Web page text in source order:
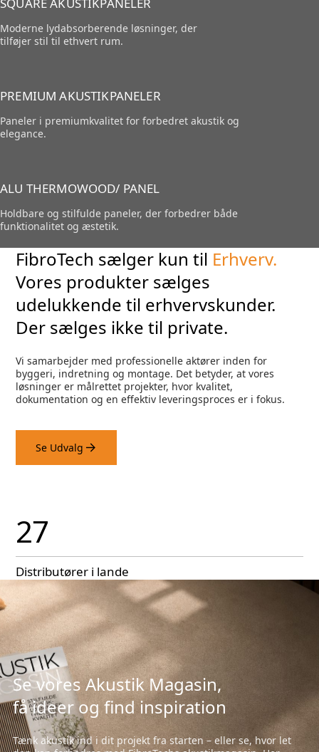
SQUARE AKUSTIKPANELER
Moderne lydabsorberende løsninger, der
tilføjer stil til ethvert rum.
PREMIUM AKUSTIKPANELER
Paneler i premiumkvalitet for forbedret akustik og
elegance.
ALU THERMOWOOD/ PANEL
Holdbare og stilfulde paneler, der forbedrer både
funktionalitet og æstetik.
FibroTech sælger kun til Erhverv.
Vores produkter sælges
udelukkende til erhvervskunder.
Der sælges ikke til private.
Vi samarbejder med professionelle aktører inden for
byggeri, indretning og montage. Det betyder, at vores
løsninger er målrettet projekter, hvor kvalitet,
dokumentation og en effektiv leveringsproces er i fokus.
Se Udvalg
27
Distributører i lande
Se vores Akustik Magasin,
få ideer og find inspiration
Tænk akustik ind i dit projekt fra starten – eller se, hvor let